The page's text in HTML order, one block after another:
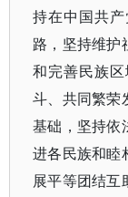
持在中国共
路，坚持维护
和完善民族
斗、共同繁荣
基础，坚持依
进各民族和睦
展平等团结互